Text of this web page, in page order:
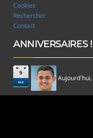
Cookies
Rechercher
Contact
ANNIVERSAIRES !
9
Aoû
Aujourd'hui,